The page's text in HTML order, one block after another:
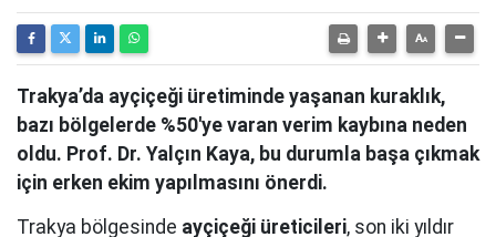
Trakya’da ayçiçeği üretiminde yaşanan kuraklık,
bazı bölgelerde %50'ye varan verim kaybına neden
oldu. Prof. Dr. Yalçın Kaya, bu durumla başa çıkmak
için erken ekim yapılmasını önerdi.
Trakya bölgesinde ayçiçeği üreticileri, son iki yıldır